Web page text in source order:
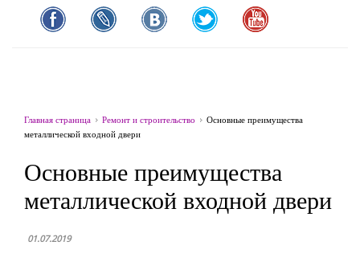
Главная страница Ремонт и строительство
Основные преимущества
металлической входной двери
Основные преимущества
металлической входной двери
01.07.2019